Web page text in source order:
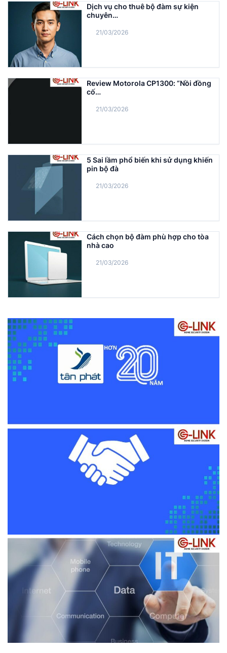
Dịch vụ cho thuê bộ đàm sự kiện
chuyên…
21/03/2026
Review Motorola CP1300: “Nồi đồng
cố…
21/03/2026
5 Sai lầm phổ biến khi sử dụng khiến
pin bộ đà
21/03/2026
Cách chọn bộ đàm phù hợp cho tòa
nhà cao
21/03/2026